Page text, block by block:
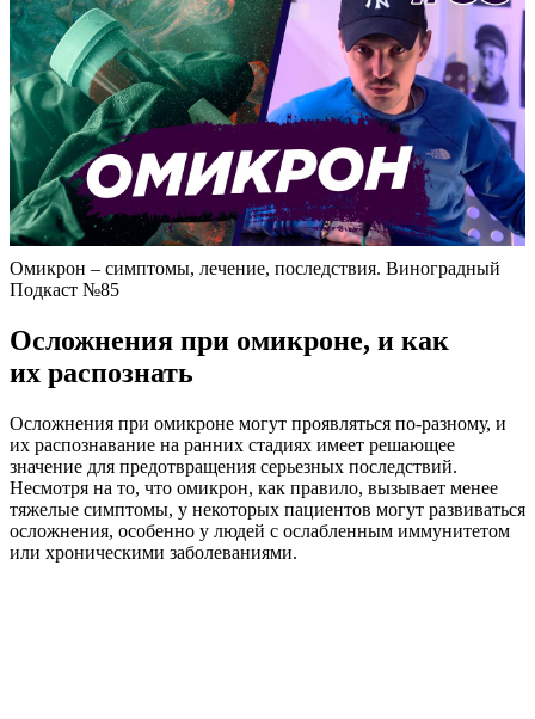
Омикрон – симптомы, лечение, последствия. Виноградный
Подкаст №85
Осложнения при омикроне, и как
их распознать
Осложнения при омикроне могут проявляться по-разному, и
их распознавание на ранних стадиях имеет решающее
значение для предотвращения серьезных последствий.
Несмотря на то, что омикрон, как правило, вызывает менее
тяжелые симптомы, у некоторых пациентов могут развиваться
осложнения, особенно у людей с ослабленным иммунитетом
или хроническими заболеваниями.